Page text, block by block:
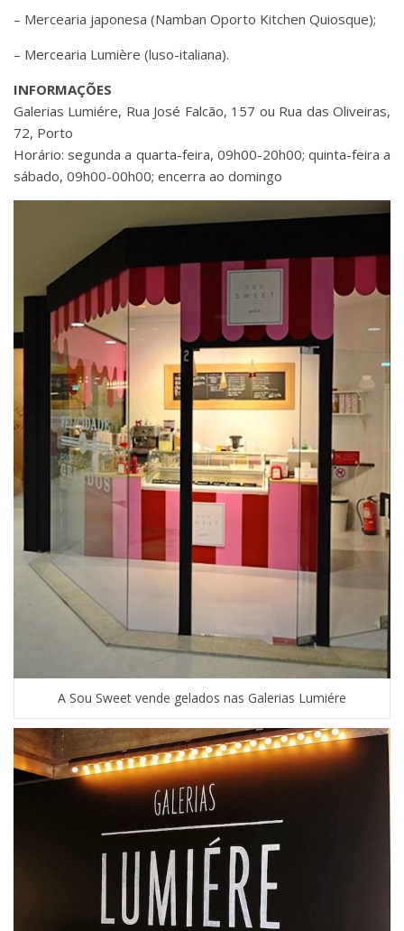
– Mercearia japonesa (Namban Oporto Kitchen Quiosque);
– Mercearia Lumière (luso-italiana).
INFORMAÇÕES
Galerias Lumiére, Rua José Falcão, 157 ou Rua das Oliveiras,
72, Porto
Horário: segunda a quarta-feira, 09h00-20h00; quinta-feira a
sábado, 09h00-00h00; encerra ao domingo
A Sou Sweet vende gelados nas Galerias Lumiére